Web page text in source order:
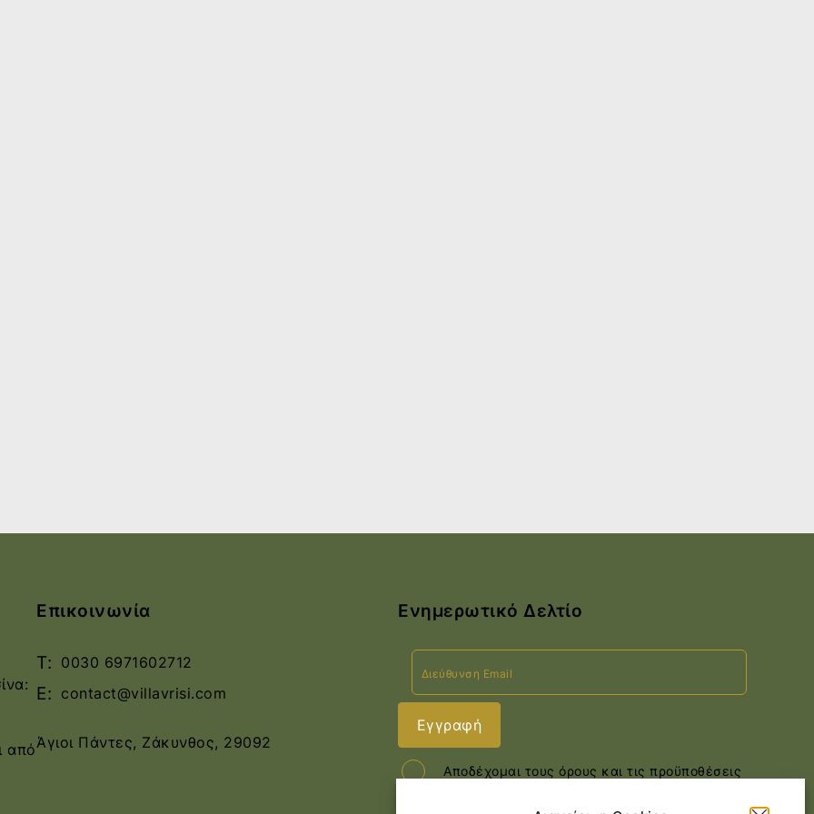
από
Επικοινωνία
T: 0030 6971602712
E: contact@villavrisi.com
Άγιοι Πάντες, Ζάκυνθος, 29092
Ενημερωτικό Δελτίο
Αποδέχομαι τους όρους και τις προϋποθέσεις